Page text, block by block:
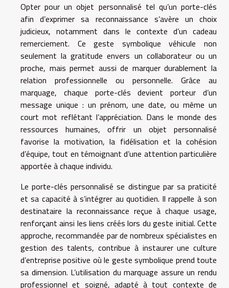
Opter pour un objet personnalisé tel qu’un porte-clés
afin d’exprimer sa reconnaissance s’avère un choix
judicieux, notamment dans le contexte d’un cadeau
remerciement. Ce geste symbolique véhicule non
seulement la gratitude envers un collaborateur ou un
proche, mais permet aussi de marquer durablement la
relation professionnelle ou personnelle. Grâce au
marquage, chaque porte-clés devient porteur d’un
message unique : un prénom, une date, ou même un
court mot reflétant l’appréciation. Dans le monde des
ressources humaines, offrir un objet personnalisé
favorise la motivation, la fidélisation et la cohésion
d’équipe, tout en témoignant d’une attention particulière
apportée à chaque individu.
Le porte-clés personnalisé se distingue par sa praticité
et sa capacité à s’intégrer au quotidien. Il rappelle à son
destinataire la reconnaissance reçue à chaque usage,
renforçant ainsi les liens créés lors du geste initial. Cette
approche, recommandée par de nombreux spécialistes en
gestion des talents, contribue à instaurer une culture
d’entreprise positive où le geste symbolique prend toute
sa dimension. L’utilisation du marquage assure un rendu
professionnel et soigné, adapté à tout contexte de